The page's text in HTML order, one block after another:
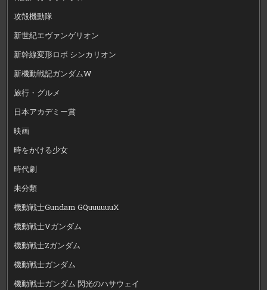
攻殻機動隊
新世紀エヴァンゲリオン
新幹線変形ロボ シンカリオン
新機動戦記ガンダムW
旅行・グルメ
日本アカデミー賞
映画
時をかける少女
時代劇
未分類
機動戦士Gundam GQuuuuuuX
機動戦士Vガンダム
機動戦士Zガンダム
機動戦士ガンダム
機動戦士ガンダム 閃光のハサウェイ